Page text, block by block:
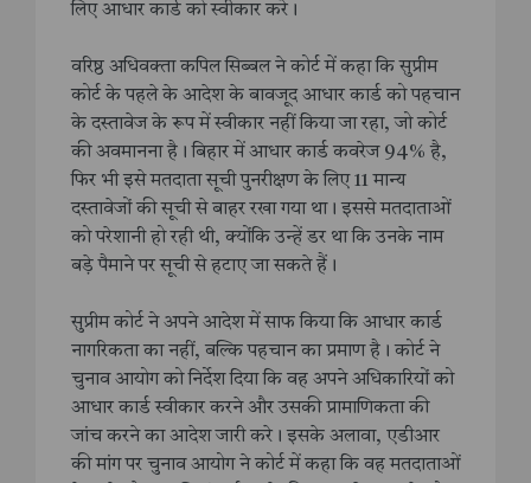
लिए आधार कार्ड को स्वीकार करे।
वरिष्ठ अधिवक्ता कपिल सिब्बल ने कोर्ट में कहा कि सुप्रीम
कोर्ट के पहले के आदेश के बावजूद आधार कार्ड को पहचान
के दस्तावेज के रूप में स्वीकार नहीं किया जा रहा, जो कोर्ट
की अवमानना है। बिहार में आधार कार्ड कवरेज 94% है,
फिर भी इसे मतदाता सूची पुनरीक्षण के लिए 11 मान्य
दस्तावेजों की सूची से बाहर रखा गया था। इससे मतदाताओं
को परेशानी हो रही थी, क्योंकि उन्हें डर था कि उनके नाम
बड़े पैमाने पर सूची से हटाए जा सकते हैं।
सुप्रीम कोर्ट ने अपने आदेश में साफ किया कि आधार कार्ड
नागरिकता का नहीं, बल्कि पहचान का प्रमाण है। कोर्ट ने
चुनाव आयोग को निर्देश दिया कि वह अपने अधिकारियों को
आधार कार्ड स्वीकार करने और उसकी प्रामाणिकता की
जांच करने का आदेश जारी करे। इसके अलावा, एडीआर
की मांग पर चुनाव आयोग ने कोर्ट में कहा कि वह मतदाताओं